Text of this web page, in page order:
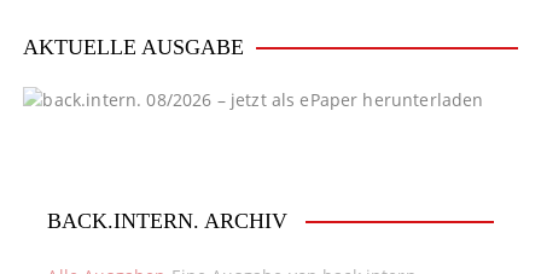
i
g
AKTUELLE AUSGABE
BACK.INTERN. ARCHIV